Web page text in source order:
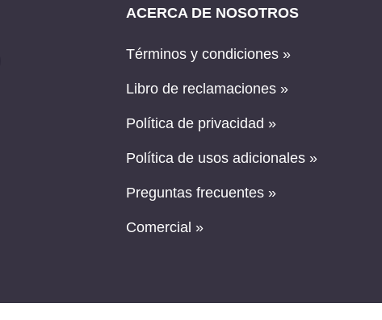
ACERCA DE NOSOTROS
Términos y condiciones »
Libro de reclamaciones »
Política de privacidad »
Política de usos adicionales »
Preguntas frecuentes »
Comercial »